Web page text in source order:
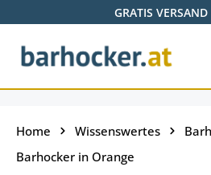
Zum Hauptinhalt springen
GRATIS
Home Wissenswertes
Barhocker in Orange